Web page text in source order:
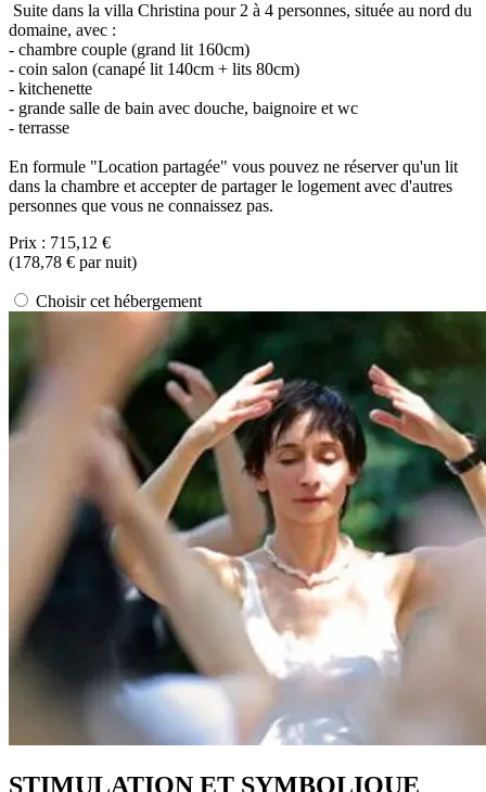
Suite dans la villa Christina pour 2 à 4 personnes, située au nord du
domaine, avec :
- chambre couple (grand lit 160cm)
- coin salon (canapé lit 140cm + lits 80cm)
- kitchenette
- grande salle de bain avec douche, baignoire et wc
- terrasse
En formule "Location partagée" vous pouvez ne réserver qu'un lit
dans la chambre et accepter de partager le logement avec d'autres
personnes que vous ne connaissez pas.
Prix : 715,12 €
(178,78 € par nuit)
Choisir cet hébergement
STIMULATION ET SYMBOLIQUE